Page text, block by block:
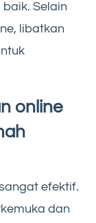
Selain
libatkan
online
efektif.
dan